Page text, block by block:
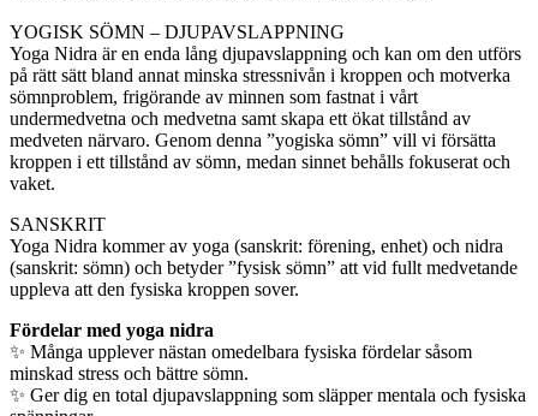
YOGISK SÖMN – DJUPAVSLAPPNING
Yoga Nidra är en enda lång djupavslappning och kan om den utförs
på rätt sätt bland annat minska stressnivån i kroppen och motverka
sömnproblem, frigörande av minnen som fastnat i vårt
undermedvetna och medvetna samt skapa ett ökat tillstånd av
medveten närvaro. Genom denna ”yogiska sömn” vill vi försätta
kroppen i ett tillstånd av sömn, medan sinnet behålls fokuserat och
vaket.
SANSKRIT
Yoga Nidra kommer av yoga (sanskrit: förening, enhet) och nidra
(sanskrit: sömn) och betyder ”fysisk sömn” att vid fullt medvetande
uppleva att den fysiska kroppen sover.
Fördelar med yoga nidra
✨ Många upplever nästan omedelbara fysiska fördelar såsom
minskad stress och bättre sömn.
✨ Ger dig en total djupavslappning som släpper mentala och fysiska